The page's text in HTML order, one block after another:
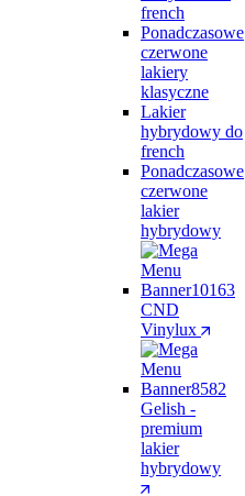
french
Ponadczasowe
czerwone
lakiery
klasyczne
Lakier
hybrydowy do
french
Ponadczasowe
czerwone
lakier
hybrydowy
CND
Vinylux
Gelish -
premium
lakier
hybrydowy